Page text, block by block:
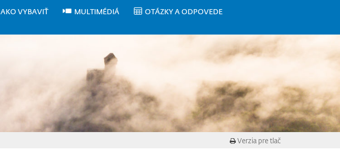
AKO VYBAVIŤ MULTIMÉDIÁ
OTÁZKY A ODPOVEDE
Verzia pre tlač